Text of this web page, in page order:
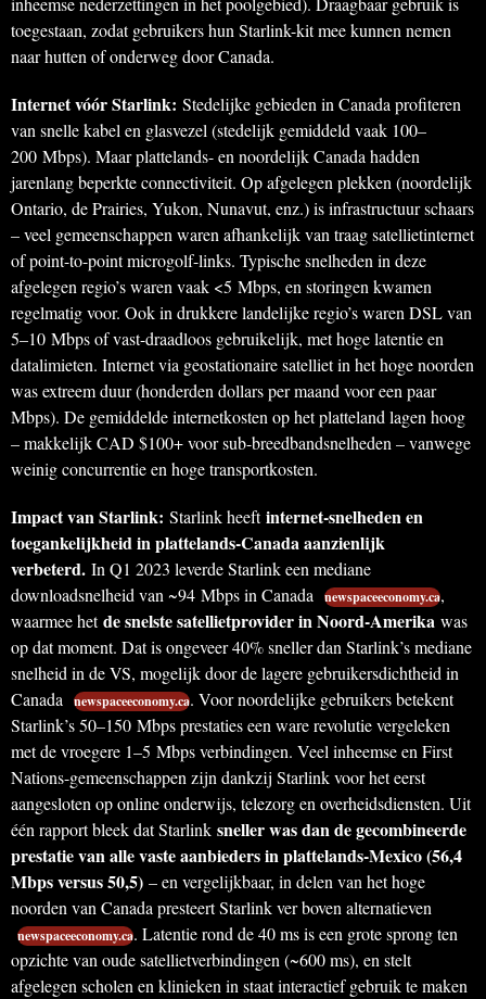
toegestaan, zodat gebruikers hun Starlink-kit mee kunnen nemen
naar hutten of onderweg door Canada.
Internet vóór Starlink: Stedelijke gebieden in Canada profiteren
van snelle kabel en glasvezel (stedelijk gemiddeld vaak 100–
200 Mbps). Maar plattelands- en noordelijk Canada hadden
jarenlang beperkte connectiviteit. Op afgelegen plekken (noordelijk
Ontario, de Prairies, Yukon, Nunavut, enz.) is infrastructuur schaars
– veel gemeenschappen waren afhankelijk van traag satellietinternet
of point-to-point microgolf-links. Typische snelheden in deze
afgelegen regio’s waren vaak <5 Mbps, en storingen kwamen
regelmatig voor. Ook in drukkere landelijke regio’s waren DSL van
5–10 Mbps of vast-draadloos gebruikelijk, met hoge latentie en
datalimieten. Internet via geostationaire satelliet in het hoge noorden
was extreem duur (honderden dollars per maand voor een paar
Mbps). De gemiddelde internetkosten op het platteland lagen hoog
– makkelijk CAD $100+ voor sub-breedbandsnelheden – vanwege
weinig concurrentie en hoge transportkosten.
Impact van Starlink: Starlink heeftinternet-snelheden en
toegankelijkheid in plattelands-Canada aanzienlijk
verbeterd. In Q1 2023 leverde Starlink een mediane
downloadsnelheid van ~94 Mbps in Canada newspaceeconomy.ca,
waarmee hetde snelste satellietprovider in Noord-Amerika was
op dat moment. Dat is ongeveer 40% sneller dan Starlink’s mediane
snelheid in de VS, mogelijk door de lagere gebruikersdichtheid in
Canada newspaceeconomy.ca. Voor noordelijke gebruikers betekent
Starlink’s 50–150 Mbps prestaties een ware revolutie vergeleken
met de vroegere 1–5 Mbps verbindingen. Veel inheemse en First
Nations-gemeenschappen zijn dankzij Starlink voor het eerst
aangesloten op online onderwijs, telezorg en overheidsdiensten. Uit
één rapport bleek dat Starlink sneller was dan de gecombineerde
prestatie van alle vaste aanbieders in plattelands-Mexico (56,4
Mbps versus 50,5) – en vergelijkbaar, in delen van het hoge
noorden van Canada presteert Starlink ver boven alternatieven
newspaceeconomy.ca. Latentie rond de 40 ms is een grote sprong ten
opzichte van oude satellietverbindingen (~600 ms), en stelt
afgelegen scholen en klinieken in staat interactief gebruik te maken